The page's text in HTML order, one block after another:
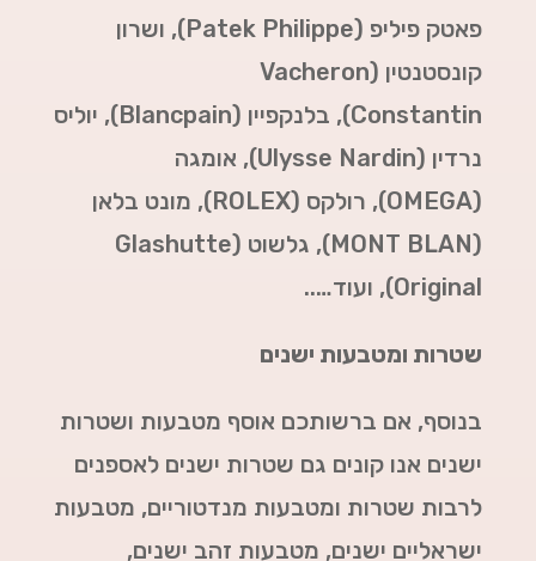
פאטק פיליפ (Patek Philippe),
ושרון
קונסטנטין (Vacheron
Constantin),
בלנקפיין (Blancpain),
יוליס
נרדין (Ulysse Nardin),
אומגה
(
OMEGA
), רולקס (ROLEX
), מונט בלאן
(
MONT BLAN
),
גלשוט (Glashutte
Original),
ועוד…..
שטרות ומטבעות ישנים
בנוסף, אם ברשותכם אוסף מטבעות ושטרות
ישנים אנו קונים גם שטרות ישנים לאספנים
לרבות שטרות ומטבעות מנדטוריים, מטבעות
ישראליים ישנים, מטבעות זהב ישנים,